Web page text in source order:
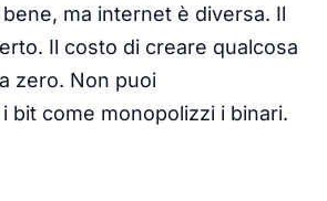
ma internet è diversa. Il
Il costo di creare qualcosa
zero. Non puoi
bit come monopolizzi i binari.